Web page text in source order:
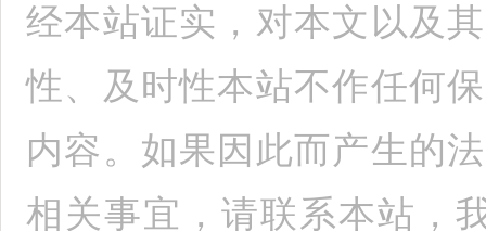
经本站证实，对本文以及
性、及时性本站不作任何
内容。如果因此而产生的
相关事宜，请联系本站，